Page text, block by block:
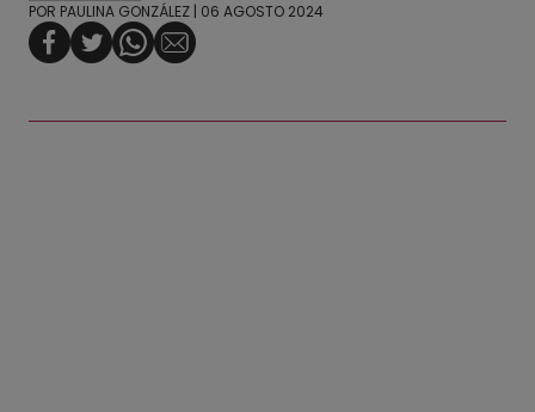
POR PAULINA GONZÁLEZ | 06 AGOSTO 2024